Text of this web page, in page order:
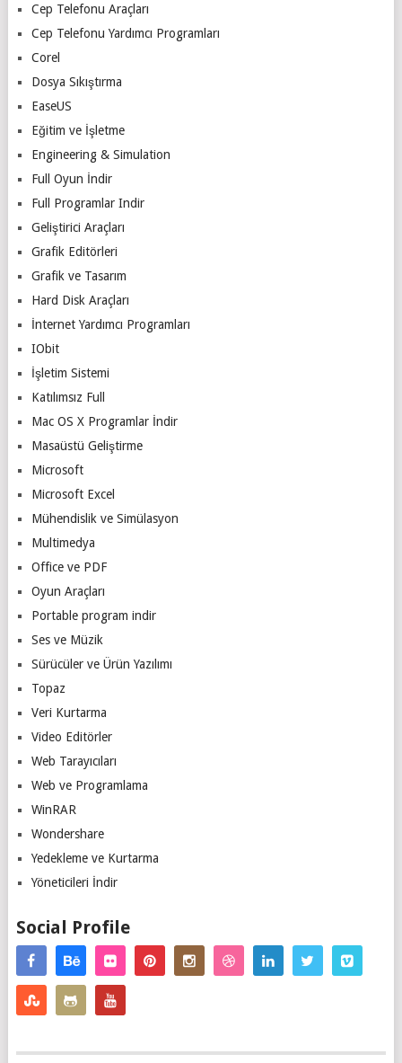
Cep Telefonu Araçları
Cep Telefonu Yardımcı Programları
Corel
Dosya Sıkıştırma
EaseUS
Eğitim ve İşletme
Engineering & Simulation
Full Oyun İndir
Full Programlar Indir
Geliştirici Araçları
Grafik Editörleri
Grafik ve Tasarım
Hard Disk Araçları
İnternet Yardımcı Programları
IObit
İşletim Sistemi
Katılımsız Full
Mac OS X Programlar İndir
Masaüstü Geliştirme
Microsoft
Microsoft Excel
Mühendislik ve Simülasyon
Multimedya
Office ve PDF
Oyun Araçları
Portable program indir
Ses ve Müzik
Sürücüler ve Ürün Yazılımı
Topaz
Veri Kurtarma
Video Editörler
Web Tarayıcıları
Web ve Programlama
WinRAR
Wondershare
Yedekleme ve Kurtarma
Yöneticileri İndir
Social Profile